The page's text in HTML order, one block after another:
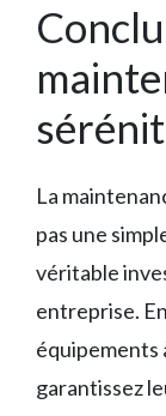
La
pas une
véritable
entreprise.
équipements
garantissez